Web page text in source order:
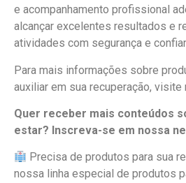
e acompanhamento profissional
alcançar excelentes resultados e
atividades com segurança e
Para mais informações sobre
auxiliar em sua recuperação, visite
Quer receber mais conteúdos
estar? Inscreva-se em nossa
Precisa de produtos para sua
nossa linha especial de produtos